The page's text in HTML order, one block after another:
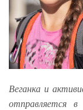
Веганка и
отправляется